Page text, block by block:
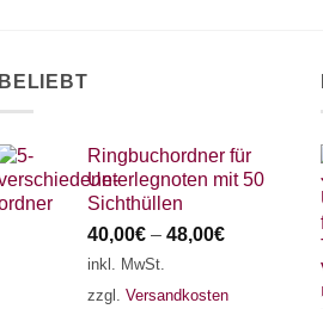
BELIEBT
Ringbuchordner für
Unterlegnoten mit 50
Sichthüllen
40,00€ – 48,00€
inkl. MwSt.
zzgl. Versandkosten